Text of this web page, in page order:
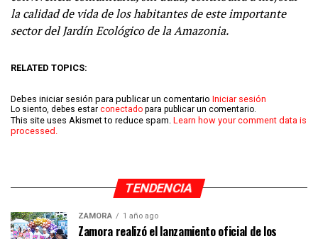
la calidad de vida de los habitantes de este importante
sector del Jardín Ecológico de la Amazonia.
RELATED TOPICS:
Debes iniciar sesión para publicar un comentario Iniciar sesión
Lo siento, debes estar conectado para publicar un comentario.
This site uses Akismet to reduce spam. Learn how your comment data is
processed.
TENDENCIA
ZAMORA 1 año ago
Zamora realizó el lanzamiento oficial de los